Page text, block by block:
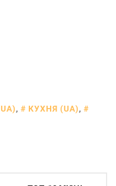
, КУХНЯ (UA),